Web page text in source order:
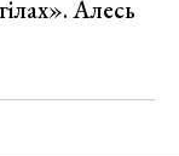
Алесь